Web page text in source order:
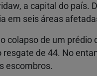
a capital do país.
em seis áreas
colapso de um
de 44. No
escombros.